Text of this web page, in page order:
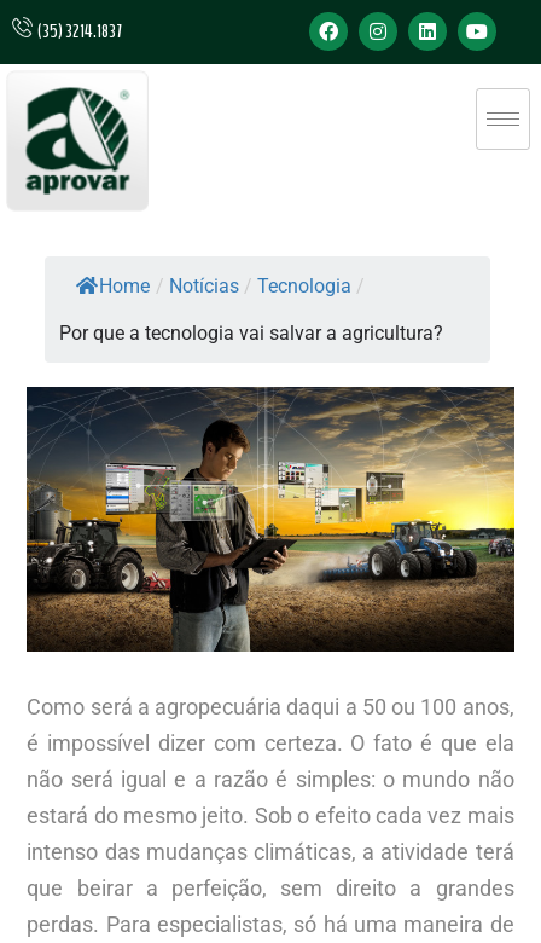
(35) 3214.1837
Home / Notícias / Tecnologia /
Por que a tecnologia vai salvar a agricultura?
Como será a agropecuária daqui a 50 ou 100 anos,
é impossível dizer com certeza. O fato é que ela
não será igual e a razão é simples: o mundo não
estará do mesmo jeito. Sob o efeito cada vez mais
intenso das mudanças climáticas, a atividade terá
que beirar a perfeição, sem direito a grandes
perdas. Para especialistas, só há uma maneira de